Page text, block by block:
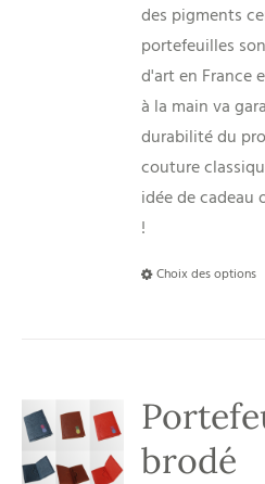
des pigments
portefeuilles
d'art en France
à la main va
durabilité du
couture
idée de cadeau
!
Choix des options
brodé